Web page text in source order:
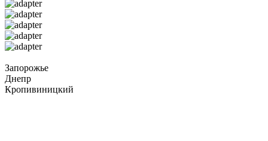
Запорожье
Днепр
Кропивиницкий